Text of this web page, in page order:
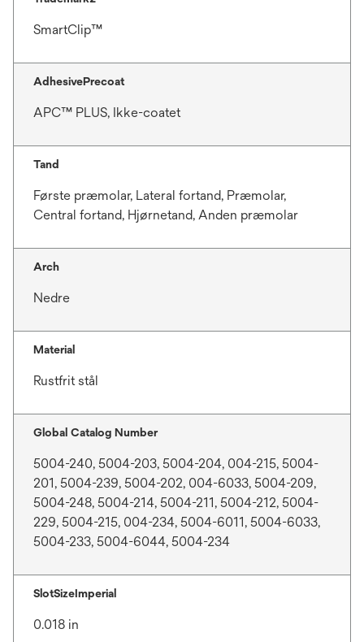
SmartClip™
AdhesivePrecoat
APC™ PLUS, Ikke-coatet
Tand
Første præmolar, Lateral fortand, Præmolar,
Central fortand, Hjørnetand, Anden præmolar
Arch
Nedre
Material
Rustfrit stål
Global Catalog Number
5004-240, 5004-203, 5004-204, 004-215, 5004-
201, 5004-239, 5004-202, 004-6033, 5004-209,
5004-248, 5004-214, 5004-211, 5004-212, 5004-
229, 5004-215, 004-234, 5004-6011, 5004-6033,
5004-233, 5004-6044, 5004-234
SlotSizeImperial
0.018 in